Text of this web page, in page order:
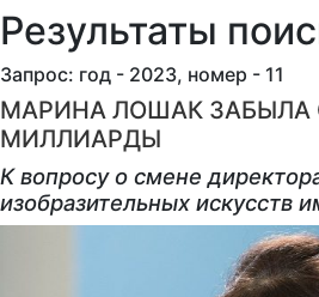
Результаты
Запрос: год - 2023, номер - 11
МАРИНА ЛОШАК ЗАБЫЛА
МИЛЛИАРДЫ
К вопросу о смене
изобразительных искусств